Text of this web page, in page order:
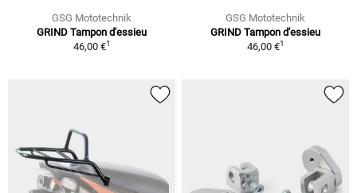
GSG Mototechnik
GRIND Tampon d'essieu
46,00 €1
GSG Mototechnik
GRIND Tampon d'essieu
46,00 €1